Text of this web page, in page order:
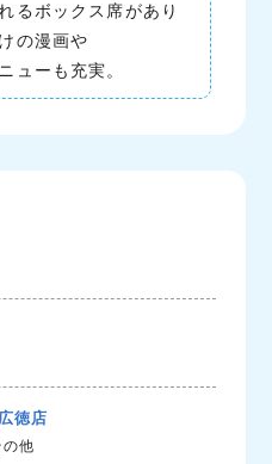
るボックス席があり
の漫画や
ューも充実。
徳店
の他